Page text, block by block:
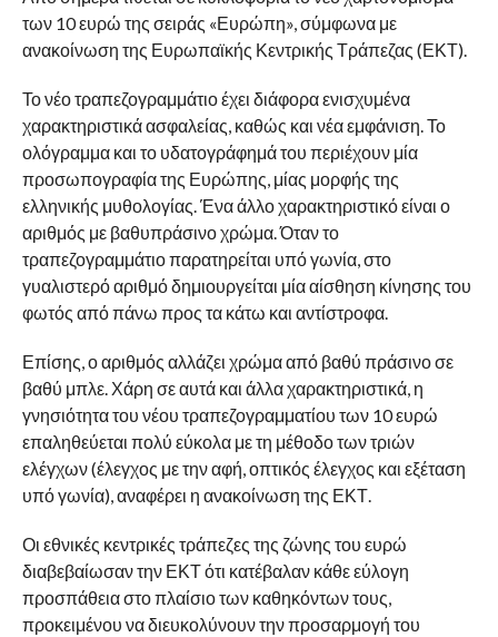
των 10 ευρώ της σειράς «Ευρώπη», σύμφωνα με
ανακοίνωση της Ευρωπαϊκής Κεντρικής Τράπεζας (ΕΚΤ).
Το νέο τραπεζογραμμάτιο έχει διάφορα ενισχυμένα
χαρακτηριστικά ασφαλείας, καθώς και νέα εμφάνιση. Το
ολόγραμμα και το υδατογράφημά του περιέχουν μία
προσωπογραφία της Ευρώπης, μίας μορφής της
ελληνικής μυθολογίας. Ένα άλλο χαρακτηριστικό είναι ο
αριθμός με βαθυπράσινο χρώμα. Όταν το
τραπεζογραμμάτιο παρατηρείται υπό γωνία, στο
γυαλιστερό αριθμό δημιουργείται μία αίσθηση κίνησης του
φωτός από πάνω προς τα κάτω και αντίστροφα.
Επίσης, ο αριθμός αλλάζει χρώμα από βαθύ πράσινο σε
βαθύ μπλε. Χάρη σε αυτά και άλλα χαρακτηριστικά, η
γνησιότητα του νέου τραπεζογραμματίου των 10 ευρώ
επαληθεύεται πολύ εύκολα με τη μέθοδο των τριών
ελέγχων (έλεγχος με την αφή, οπτικός έλεγχος και εξέταση
υπό γωνία), αναφέρει η ανακοίνωση της ΕΚΤ.
Οι εθνικές κεντρικές τράπεζες της ζώνης του ευρώ
διαβεβαίωσαν την ΕΚΤ ότι κατέβαλαν κάθε εύλογη
προσπάθεια στο πλαίσιο των καθηκόντων τους,
προκειμένου να διευκολύνουν την προσαρμογή του